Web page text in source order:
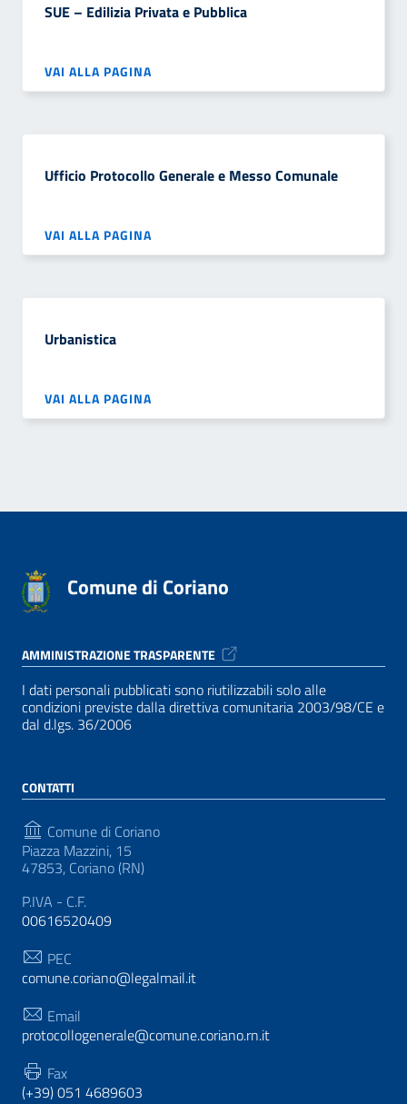
SUE – Edilizia Privata e Pubblica
VAI ALLA PAGINA
Ufficio Protocollo Generale e Messo Comunale
VAI ALLA PAGINA
Urbanistica
VAI ALLA PAGINA
Comune di Coriano
AMMINISTRAZIONE TRASPARENTE
I dati personali pubblicati sono riutilizzabili solo alle
condizioni previste dalla direttiva comunitaria 2003/98/CE e
dal d.lgs. 36/2006
CONTATTI
Comune di Coriano
Piazza Mazzini, 15
47853, Coriano (RN)
P.IVA - C.F.
00616520409
PEC
comune.coriano@legalmail.it
Email
protocollogenerale@comune.coriano.rn.it
Fax
(+39) 051 4689603